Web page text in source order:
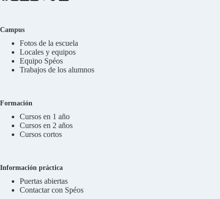
Campus
Fotos de la escuela
Locales y equipos
Equipo Spéos
Trabajos de los alumnos
Formación
Cursos en 1 año
Cursos en 2 años
Cursos cortos
Información práctica
Puertas abiertas
Contactar con Spéos